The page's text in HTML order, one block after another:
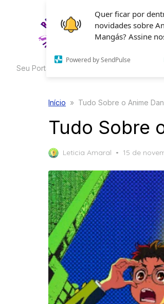
Quer ficar por
novidades sobre
Mangás? Assine
Powered by SendPulse
Seu Portal de Curiosidades
Início » Tudo Sobre o Anime
Tudo Sobre
Leticia Amaral
Posted
15 de